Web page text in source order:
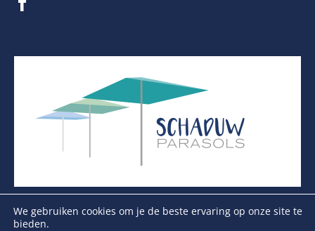
We gebruiken cookies om je de beste ervaring op onze site te
bieden.